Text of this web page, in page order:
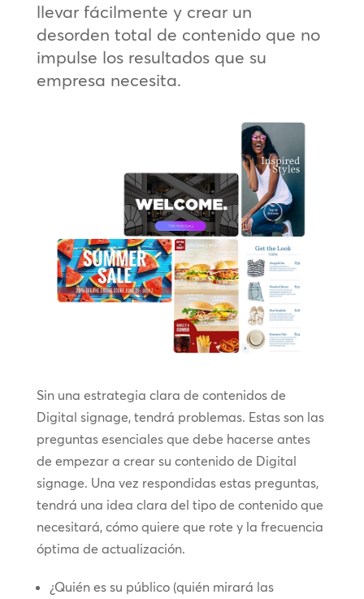
llevar fácilmente y crear un
desorden total de contenido que no
impulse los resultados que su
empresa necesita.
Sin una estrategia clara de contenidos de
Digital signage, tendrá problemas. Estas son las
preguntas esenciales que debe hacerse antes
de empezar a crear su contenido de Digital
signage. Una vez respondidas estas preguntas,
tendrá una idea clara del tipo de contenido que
necesitará, cómo quiere que rote y la frecuencia
óptima de actualización.
¿Quién es su público (quién mirará las